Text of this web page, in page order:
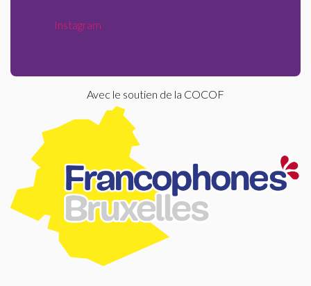
Instagram
Avec le soutien de la COCOF